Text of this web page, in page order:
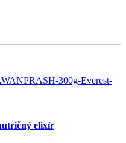
elixír